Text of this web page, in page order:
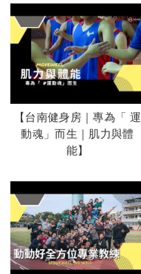
【台南健身房｜專為「 運
動魂」而生｜肌力與體
能】